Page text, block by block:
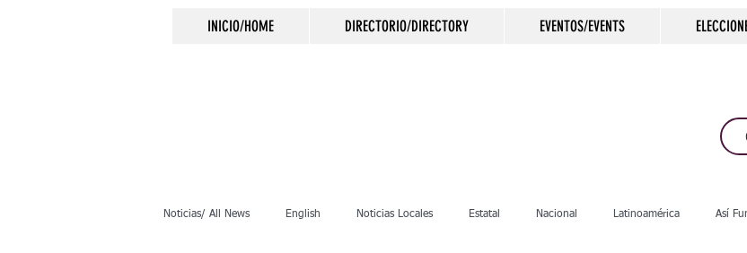
INICIO/HOME DIRECTORIO/DIRECTORY EVENTOS/EVENTS
Noticias/ All News English Noticias Locales Estatal Nacional Latinoamérica Así